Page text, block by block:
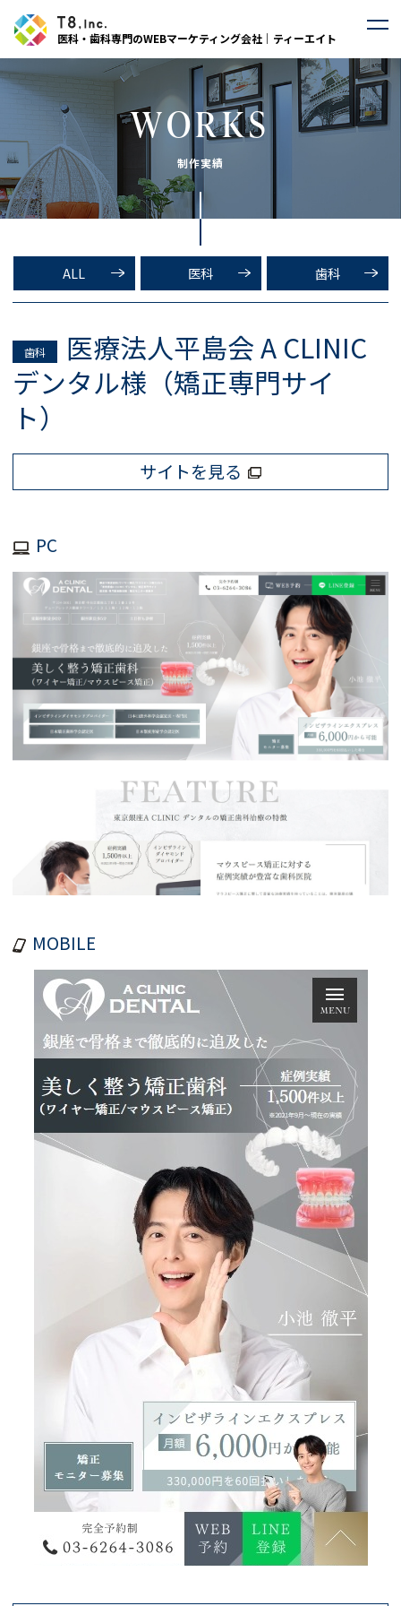
医科・歯科専門のWEBマーケティング会社｜ティーエイト
WORKS
制作実績
ALL 医科 歯科
歯科
医療法人平島会 A CLINIC
デンタル様（矯正専門サイ
ト）
サイトを見る
PC
MOBILE